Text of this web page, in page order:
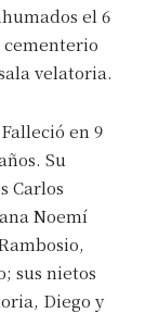
el 6
cementerio
velatoria.
en 9
Su
Carlos
Noemí
sus nietos
Diego y